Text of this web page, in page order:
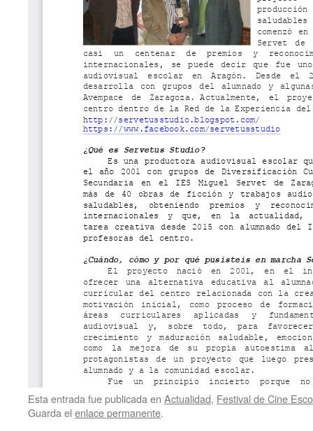
Esta entrada fue publicada en Actualidad, Festival de Cine
Guarda el enlace permanente.